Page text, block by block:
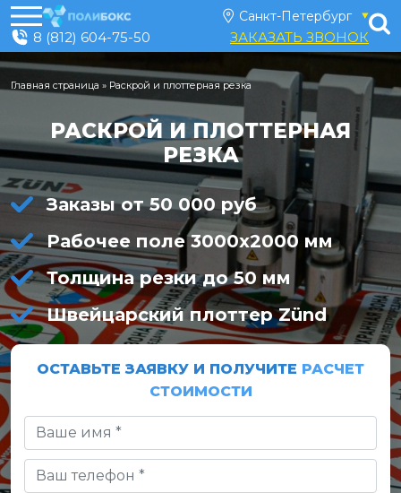
8 (812) 604-75-50 ЗАКАЗАТЬ ЗВОНОК
Главная страница » Раскрой и плоттерная резка
РАСКРОЙ И ПЛОТТЕРНАЯ
РЕЗКА
Заказы от 50 000 руб
Рабочее поле 3000х2000 мм
Толщина резки до 50 мм
Швейцарский плоттер Zünd
ОСТАВЬТЕ ЗАЯВКУ И ПОЛУЧИТЕ РАСЧЕТ
СТОИМОСТИ